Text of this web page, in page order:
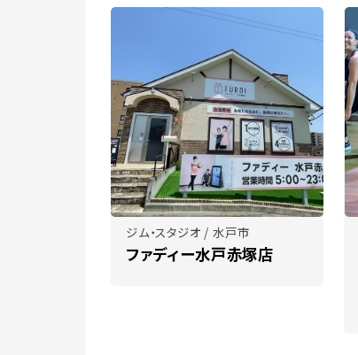
ジム・スタジオ / 水戸市
ファディー水戸赤塚店